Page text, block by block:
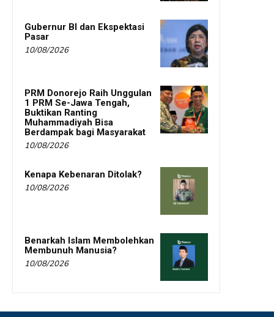
Gubernur BI dan Ekspektasi
Pasar
10/08/2026
PRM Donorejo Raih Unggulan
1 PRM Se-Jawa Tengah,
Buktikan Ranting
Muhammadiyah Bisa
Berdampak bagi Masyarakat
10/08/2026
Kenapa Kebenaran Ditolak?
10/08/2026
Benarkah Islam Membolehkan
Membunuh Manusia?
10/08/2026